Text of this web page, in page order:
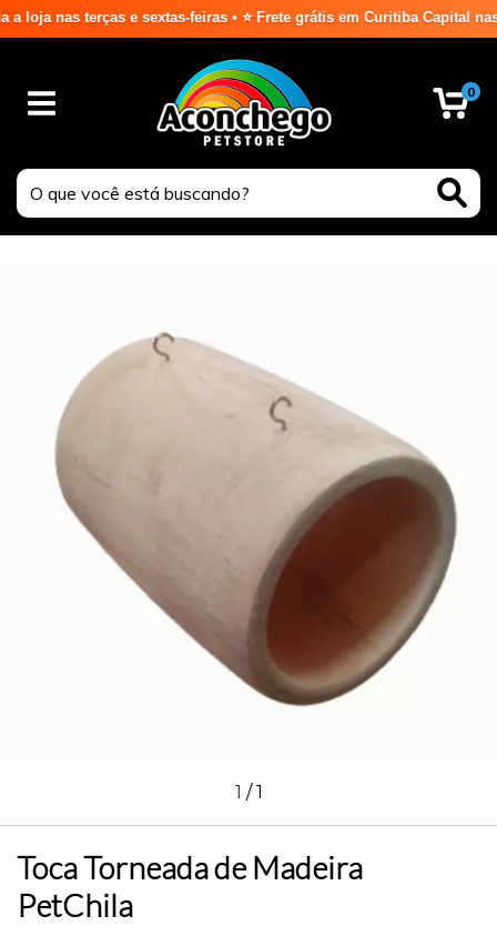
terças e sextas-feiras • ⭐ Frete grátis em Curitiba Capital nas
0
1 /1
Toca Torneada de Madeira
PetChila